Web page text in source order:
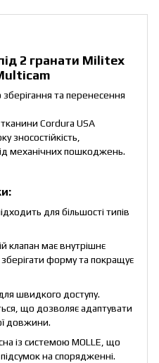
2 гранати Militex
та перенесення
тканини Cordura USA
зносостійкість,
механічних пошкоджень.
для більшості типів
клапан має внутрішнє
форму та покращує
швидкого доступу.
що дозволяє адаптувати
довжини.
із системою MOLLE, що
на спорядженні.